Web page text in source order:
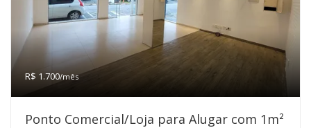
R$ 1.700/mês
Ponto Comercial/Loja para Alugar com 1m²